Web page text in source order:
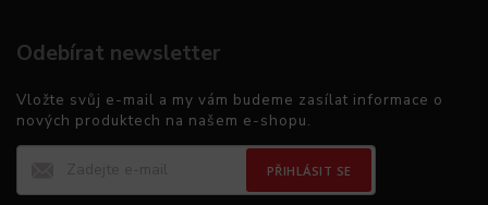
Odebírat newsletter
Vložte svůj e-mail a my vám budeme zasílat informace o
nových produktech na našem e-shopu.
PŘIHLÁSIT SE